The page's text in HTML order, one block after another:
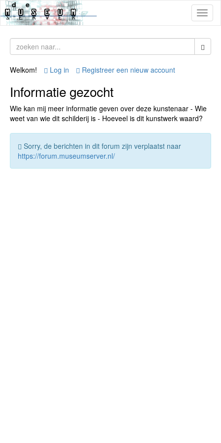
Welkom! Log in Registreer een nieuw account
Informatie gezocht
Wie kan mij meer informatie geven over deze kunstenaar - Wie
weet van wie dit schilderij is - Hoeveel is dit kunstwerk waard?
Sorry, de berichten in dit forum zijn verplaatst naar
https://forum.museumserver.nl/